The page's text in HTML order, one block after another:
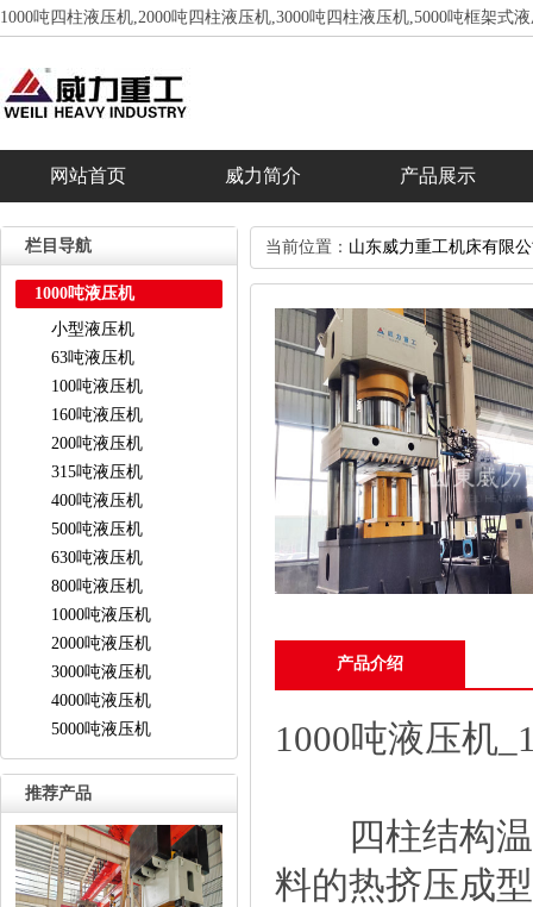
1000吨四柱液压机,2000吨四柱液压机,3000吨四柱液压机,5000吨框架式
网站首页 威力简介 产品展示
栏目导航
1000吨液压机
小型液压机
63吨液压机
100吨液压机
160吨液压机
200吨液压机
315吨液压机
400吨液压机
500吨液压机
630吨液压机
800吨液压机
1000吨液压机
2000吨液压机
3000吨液压机
4000吨液压机
5000吨液压机
推荐产品
当前位置： 山东威力重工机床有限
产品介绍
1000吨液压机
四柱结构温
料的热挤压成